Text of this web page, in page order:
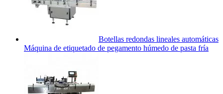
Botellas redondas lineales automáticas
Máquina de etiquetado de pegamento húmedo de pasta fría